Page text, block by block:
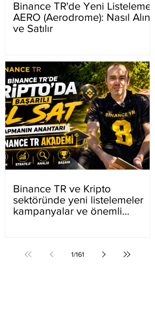
Binance TR'de Yeni Listeleme
AERO (Aerodrome): Nasıl Alınır
ve Satılır
Binance TR ve Kripto
sektöründe yeni listelemeler
kampanyalar ve önemli
1/161